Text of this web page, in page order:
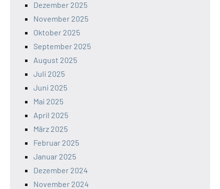
Dezember 2025
November 2025
Oktober 2025
September 2025
August 2025
Juli 2025
Juni 2025
Mai 2025
April 2025
März 2025
Februar 2025
Januar 2025
Dezember 2024
November 2024